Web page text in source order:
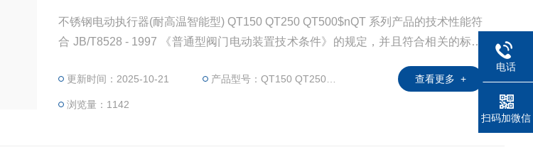
不锈钢电动执行器(耐高温智能型) QT150 QT250 QT500$nQT 系列产品的技术性能符
合 JB/T8528 - 1997 《普通型阀门电动装置技术条件》的规定，并且符合相关的标准
更新时间：2025-10-21 产品型号：QT150 QT250 QT500
浏览量：1142
查看更多 +
电话
扫码加微信